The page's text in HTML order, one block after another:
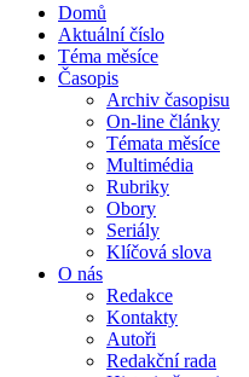
Domů
Aktuální číslo
Téma měsíce
Časopis
Archiv časopisu
On-line články
Témata měsíce
Multimédia
Rubriky
Obory
Seriály
Klíčová slova
O nás
Redakce
Kontakty
Autoři
Redakční rada